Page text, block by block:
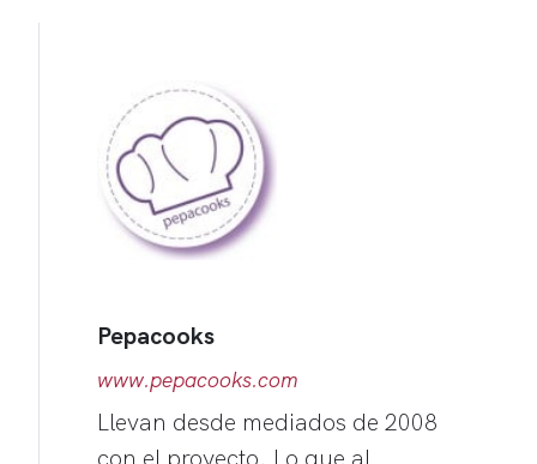
Pepacooks
www.pepacooks.com
Llevan desde mediados de 2008
con el proyecto. Lo que al